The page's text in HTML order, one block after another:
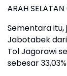
ARAH
Sementara
Jabotabek
Tol Jagorawi
sebesar